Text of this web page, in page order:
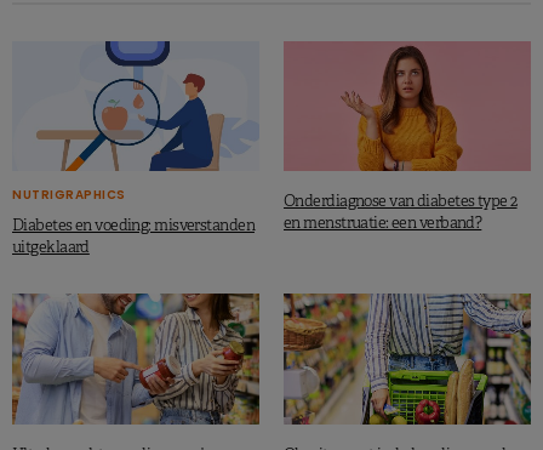
NUTRIGRAPHICS
Diabetes en voeding: misverstanden
uitgeklaard
Onderdiagnose van diabetes type 2
en menstruatie: een verband?